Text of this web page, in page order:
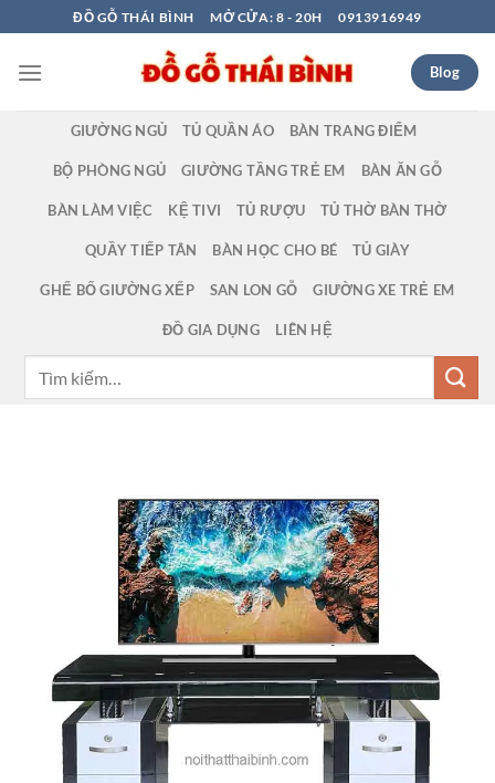
qua
nội
ĐỒ GỖ THÁI BÌNH MỞ CỬA: 8 - 20H 0913916949
Blog
GIƯỜNG NGỦ TỦ QUẦN ÁO BÀN TRANG ĐIỂM
BỘ PHÒNG NGỦ GIƯỜNG TẦNG TRẺ EM BÀN ĂN GỖ
BÀN LÀM VIỆC KỆ TIVI TỦ RƯỢU TỦ THỜ BÀN THỜ
QUẦY TIẾP TÂN BÀN HỌC CHO BÉ TỦ GIÀY
GHẾ BỐ GIƯỜNG XẾP SAN LON GỖ GIƯỜNG XE TRẺ EM
ĐỒ GIA DỤNG LIÊN HỆ